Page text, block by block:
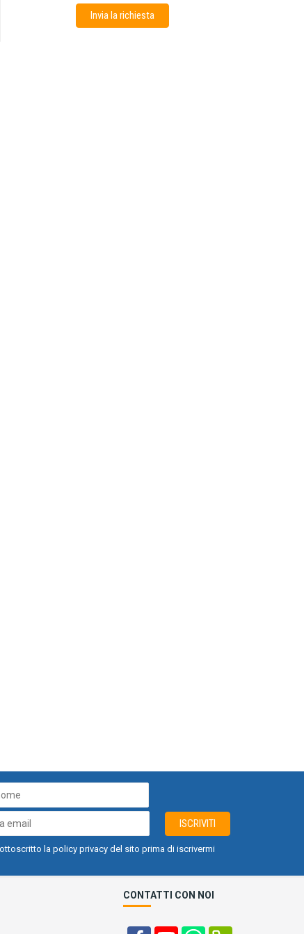
Invia la richiesta
ISCRIVITI
la policy privacy del sito prima di iscrivermi
CONTATTI CON NOI